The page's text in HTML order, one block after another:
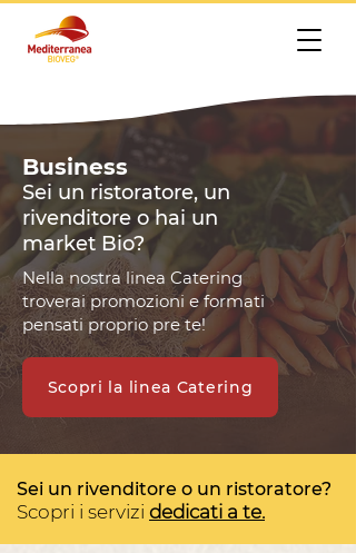
Business
Sei un ristoratore, un
rivenditore o hai un
market Bio?
Nella nostra linea Catering
troverai promozioni e formati
pensati proprio pre te!
Scopri la linea Catering
Sei un rivenditore o un ristoratore?
Scopri i servizi dedicati a te.